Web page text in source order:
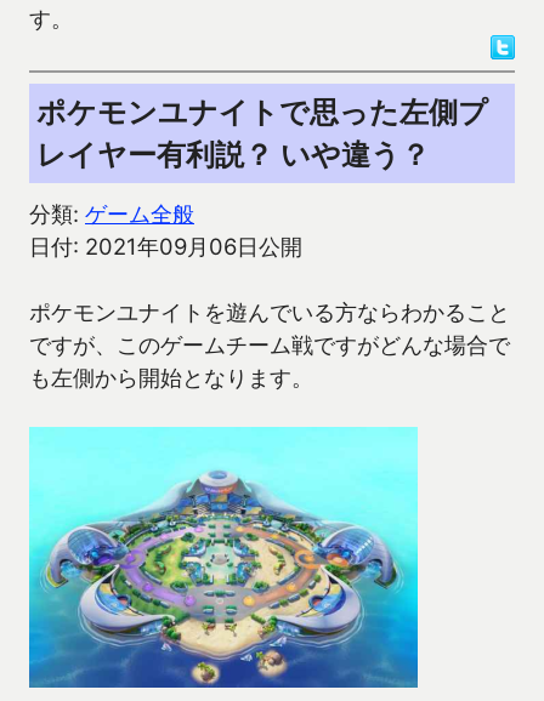
す。
ポケモンユナイトで思った左側プ
レイヤー有利説？ いや違う？
分類: ゲーム全般
日付: 2021年09月06日公開
ポケモンユナイトを遊んでいる方ならわかること
ですが、このゲームチーム戦ですがどんな場合で
も左側から開始となります。